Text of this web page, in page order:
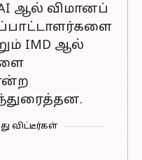
ஆல் விமானப்
IMD ஆல்
விட்டீர்கள்